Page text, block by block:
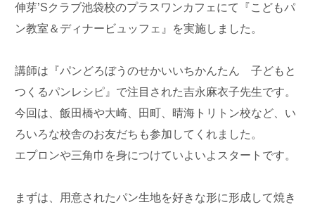
伸芽’Sクラブ池袋校のプラスワンカフェにて『こどもパ
ン教室＆ディナービュッフェ』を実施しました。
講師は『パンどろぼうのせかいいちかんたん 子どもと
つくるパンレシピ』で注目された吉永麻衣子先生です。
今回は、飯田橋や大崎、田町、晴海トリトン校など、い
ろいろな校舎のお友だちも参加してくれました。
エプロンや三角巾を身につけていよいよスタートです。
まずは、用意されたパン生地を好きな形に形成して焼き